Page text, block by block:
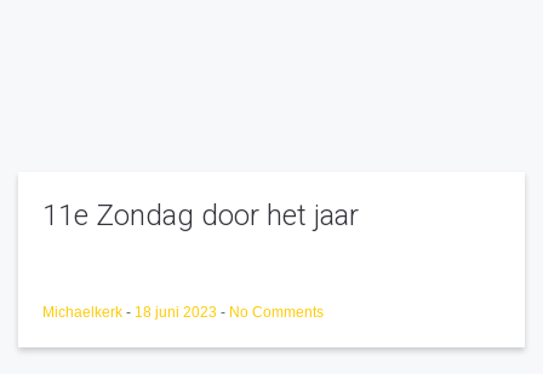
11e Zondag door het jaar
Michaelkerk - 18 juni 2023 - No Comments